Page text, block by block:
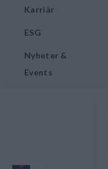
Karriär
ESG
Nyheter &
Events